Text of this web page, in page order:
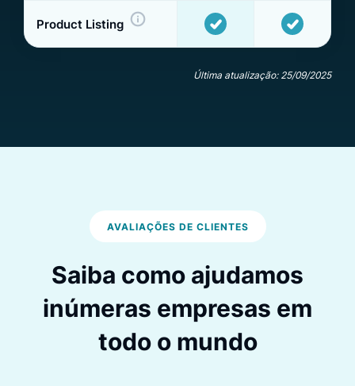
Product Listing
Última atualização: 25/09/2025
AVALIAÇÕES DE CLIENTES
Saiba como ajudamos
inúmeras empresas em
todo o mundo